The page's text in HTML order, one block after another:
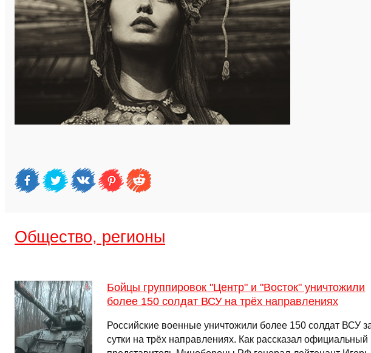
Общество, регионы
Бойцы группировок "Центр" и "Восток" уничтожили
более 150 солдат ВСУ на трёх направлениях
Российские военные уничтожили более 150 солдат ВСУ
сутки на трёх направлениях. Как рассказал официальный